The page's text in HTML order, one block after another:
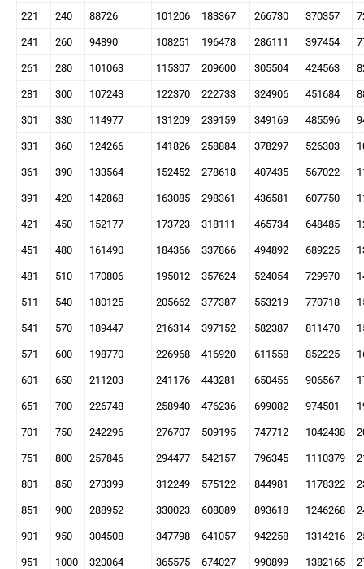
221 240 88726 101206 183367 266730 370357
241 260 94890 108251 196478 286111 397454
261 280 101063 115307 209600 305504 424563
281 300 107243 122370 222733 324906 451684
301 330 114977 131209 239159 349169 485596
331 360 124266 141826 258884 378297 526303
361 390 133564 152452 278618 407435 567022
391 420 142868 163085 298361 436581 607750
421 450 152177 173723 318111 465734 648485
451 480 161490 184366 337866 494892 689225
481 510 170806 195012 357624 524054 729970
511 540 180125 205662 377387 553219 770718
541 570 189447 216314 397152 582387 811470
571 600 198770 226968 416920 611558 852225
601 650 211203 241176 443281 650456 906567
651 700 226748 258940 476236 699082 974501
701 750 242296 276707 509195 747712 1042438
751 800 257846 294477 542157 796345 1110379
801 850 273399 312249 575122 844981 1178322
851 900 288952 330023 608089 893618 1246268
901 950 304508 347798 641057 942258 1314216
951 1000 320064 365575 674027 990899 1382165